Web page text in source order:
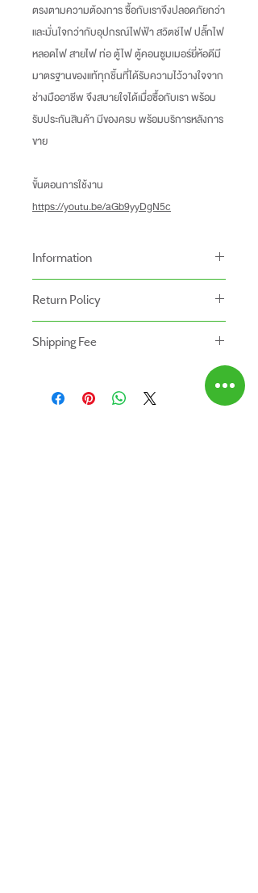
ตรงตามความต้องการ ซื้อกับเราจึงปลอดภัยกว่า
และมั่นใจกว่ากับอุปกรณ์ไฟฟ้า สวิตช์ไฟ ปลั๊กไฟ
หลอดไฟ สายไฟ ท่อ ตู้ไฟ ตู้คอนซูมเมอร์ยี่ห้อดีมี
มาตรฐานของแท้ทุกชิ้นที่ได้รับความไว้วางใจจาก
ช่างมืออาชีพ จึงสบายใจได้เมื่อซื้อกับเรา พร้อม
รับประกันสินค้า มีของครบ พร้อมบริการหลังการ
ขาย
ขั้นตอนการใช้งาน
https://youtu.be/aGb9yyDgN5c
Information
หน้าร้านและสาขาของเรา
-ระยะเวลารับประกันสินค้าบนเว็ปไซท์อาจจะแตก
ต่างจากการซื้อสินค้าหน้าร้าน
Return Policy
- สินค้าสามารถคืนได้ภายใน 7 วัน หลังจากรับ
- สินค้าต้องอยู่ในสภาพที่สมบูรณ์ พร้อมกล่อง
Shipping Fee
- สินค้ายังไม่รวมค่าจัดส่ง ผู้ซื้อเป็นผู้รับผิดชอบ
ค่าจัดส่ง